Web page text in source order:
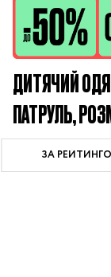
ДИТЯЧИЙ
ПАТРУЛЬ,
ЗА